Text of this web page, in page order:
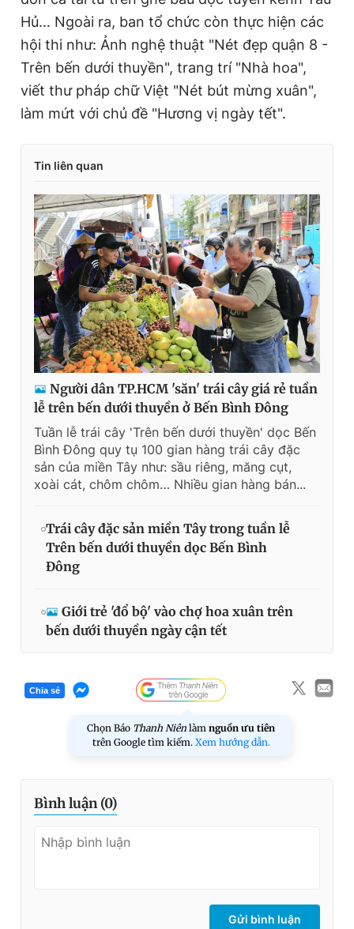
Hủ… Ngoài ra, ban tổ chức còn thực hiện các
hội thi như: Ảnh nghệ thuật "Nét đẹp quận 8 -
Trên bến dưới thuyền", trang trí "Nhà hoa",
viết thư pháp chữ Việt "Nét bút mừng xuân",
làm mứt với chủ đề "Hương vị ngày tết".
Tin liên quan
Người dân TP.HCM 'săn' trái cây giá rẻ tuần
lễ trên bến dưới thuyền ở Bến Bình Đông
Tuần lễ trái cây 'Trên bến dưới thuyền' dọc Bến
Bình Đông quy tụ 100 gian hàng trái cây đặc
sản của miền Tây như: sầu riêng, măng cụt,
xoài cát, chôm chôm… Nhiều gian hàng bán...
Trái cây đặc sản miền Tây trong tuần lễ
Trên bến dưới thuyền dọc Bến Bình
Đông
Giới trẻ 'đổ bộ' vào chợ hoa xuân trên
bến dưới thuyền ngày cận tết
Chia sẻ
Chọn Báo Thanh Niên làm nguồn ưu tiên
trên Google tìm kiếm. Xem hướng dẫn.
Bình luận (0)
Gửi bình luận